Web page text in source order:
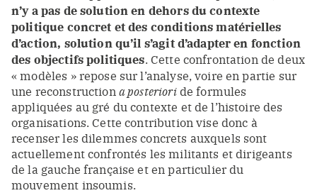
n’y a pas de solution en dehors du contexte
politique concret et des conditions matérielles
d’action, solution qu’il s’agit d’adapter en fonction
des objectifs politiques. Cette confrontation de deux
« modèles » repose sur l’analyse, voire en partie sur
une reconstruction a posterioride formules
appliquées au gré du contexte et de l’histoire des
organisations. Cette contribution vise donc à
recenser les dilemmes concrets auxquels sont
actuellement confrontés les militants et dirigeants
de la gauche française et en particulier du
mouvement insoumis.